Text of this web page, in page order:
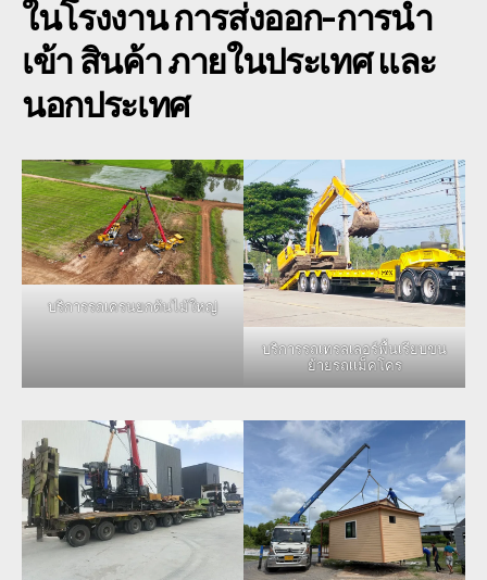
ในโรงงาน การส่งออก-การนำ
เข้า สินค้า ภายในประเทศ และ
นอกประเทศ
บริการรถเครนยกต้นไม้ใหญ่
บริการรถเทรลเลอร์พื้นเรียบขน
ย้ายรถเเม็คโคร